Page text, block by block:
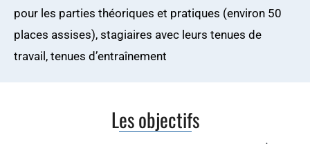
pour les parties théoriques et pratiques (environ 50
places assises), stagiaires avec leurs tenues de
travail, tenues d’entraînement
Les objectifs